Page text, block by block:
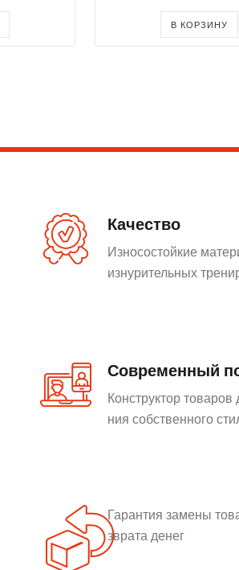
В КОРЗИНУ
Качество
Износостойкие
изнурительных
Современный
Конструктор товаров
ния собственного
Гарантия замены
зврата денег